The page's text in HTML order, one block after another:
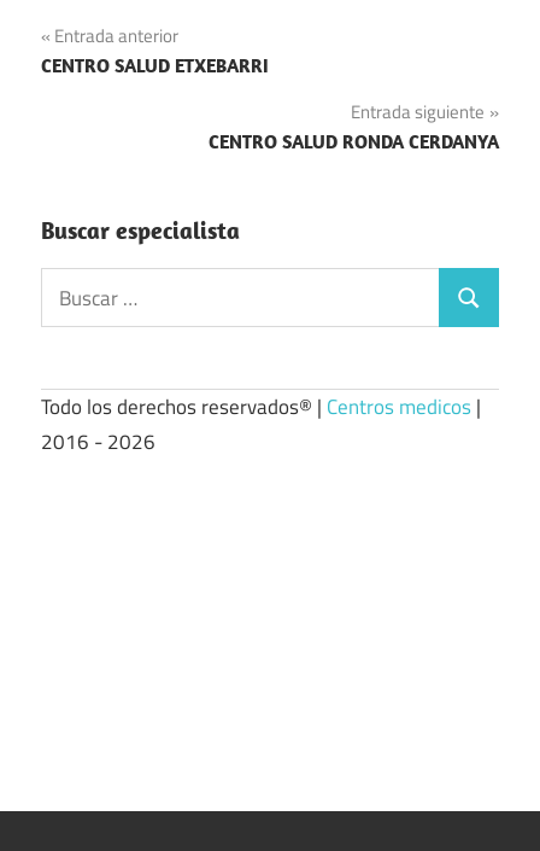
Navegación
de
Entrada anterior
CENTRO SALUD ETXEBARRI
Entrada siguiente
CENTRO SALUD RONDA CERDANYA
Buscar especialista
Buscar:
Buscar
Todo los derechos reservados® | Centros medicos|
2016 - 2026